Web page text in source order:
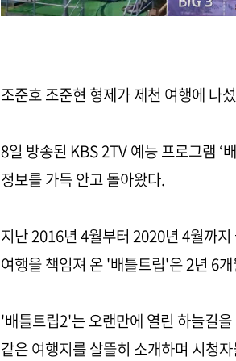
조준호 조준현 형제가 제천 여행에 나
8일 방송된 KBS 2TV 예능 프로그램 ‘
정보를 가득 안고 돌아왔다.
지난 2016년 4월부터 2020년 4월까
여행을 책임져 온 '배틀트립'은 2년 6
'배틀트립2'는 오랜만에 열린 하늘길
같은 여행지를 살뜰히 소개하며 시청